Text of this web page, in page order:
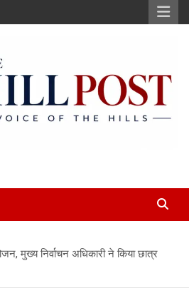
मुख्य निर्वाचन अधिकारी ने किया छात्र